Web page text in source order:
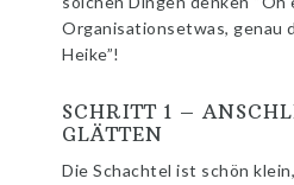
Organisationsetwas, genau
Heike”!
SCHRITT 1 –
GLÄTTEN
Die Schachtel ist schön